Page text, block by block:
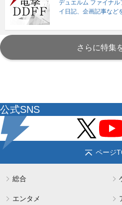
デュエルム ファイナ
イ日記、企画記事など
さらに特集
公式SNS
ページ
総合
エンタメ